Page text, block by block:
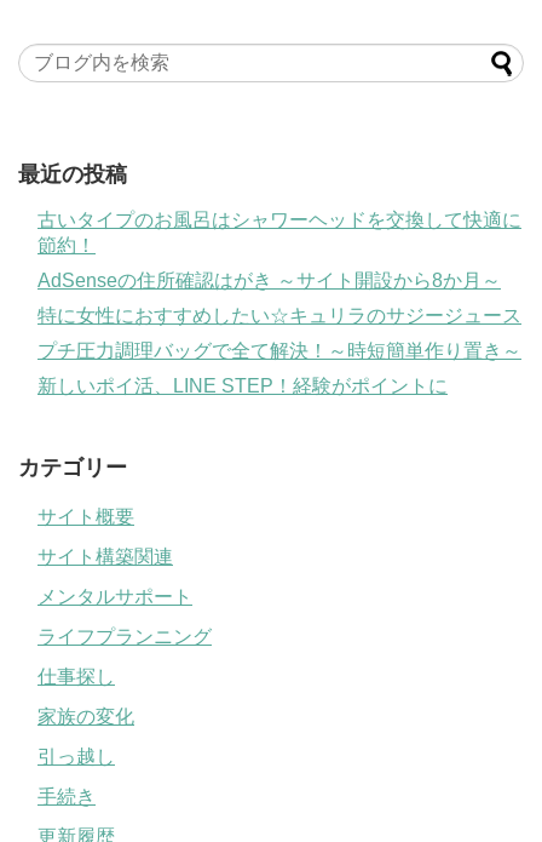
最近の投稿
古いタイプのお風呂はシャワーヘッドを交換して快適に
節約！
AdSenseの住所確認はがき ～サイト開設から8か月～
特に女性におすすめしたい☆キュリラのサジージュース
プチ圧力調理バッグで全て解決！～時短簡単作り置き～
新しいポイ活、LINE STEP！経験がポイントに
カテゴリー
サイト概要
サイト構築関連
メンタルサポート
ライフプランニング
仕事探し
家族の変化
引っ越し
手続き
更新履歴